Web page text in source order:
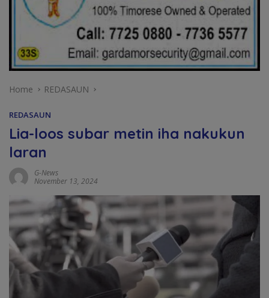
Home REDASAUN
REDASAUN
Lia-loos subar metin iha nakukun
laran
G-News
November 13, 2024